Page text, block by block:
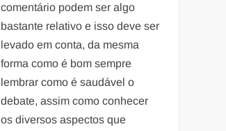
comentário podem ser algo
bastante relativo e isso deve ser
levado em conta, da mesma
forma como é bom sempre
lembrar como é saudável o
debate, assim como conhecer
os diversos aspectos que